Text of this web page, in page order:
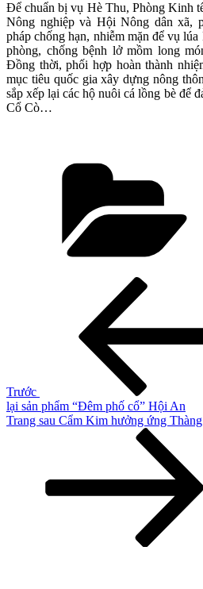
Để chuẩn bị vụ Hè Thu, Phòng Kinh
Nông nghiệp và Hội Nông dân xã,
pháp chống hạn, nhiễm mặn để vụ
phòng, chống bệnh lở mồm long
Đồng thời, phối hợp hoàn thành
mục tiêu quốc gia xây dựng nông
sắp xếp lại các hộ nuôi cá lồng bè để
Cổ Cò…
Trước
lại sản phẩm “Đêm phố cổ” Hội An
Bài
Trang sau Cẩm Kim hưởng ứng